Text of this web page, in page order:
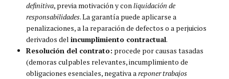
definitiva, previa motivación y conliquidación de
responsabilidades. La garantía puede aplicarse a
penalizaciones, a la reparación de defectos o a perjuicios
derivados del incumplimiento contractual.
Resolución del contrato: procede por causas tasadas
(demoras culpables relevantes, incumplimiento de
obligaciones esenciales, negativa areponer trabajos